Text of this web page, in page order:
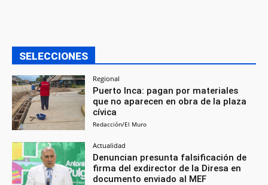
SELECCIONES
Regional
Puerto Inca: pagan por materiales
que no aparecen en obra de la plaza
cívica
Redacción/El Muro
Actualidad
Denuncian presunta falsificación de
firma del exdirector de la Diresa en
documento enviado al MEF